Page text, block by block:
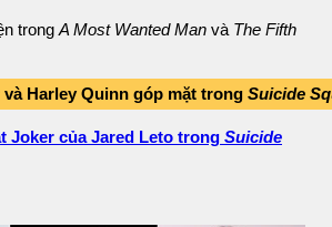
trong A Most Wanted Man và The Fifth
Harley Quinn góp mặt trong Suicide
Joker của Jared Leto trong Suicide